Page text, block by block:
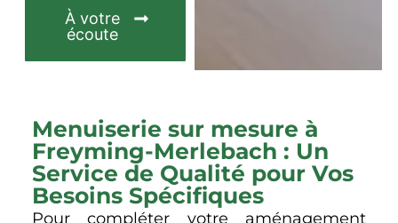
À votre
écoute
Menuiserie sur mesure à
Freyming-Merlebach : Un
Service de Qualité pour Vos
Besoins Spécifiques
Pour compléter votre aménagement